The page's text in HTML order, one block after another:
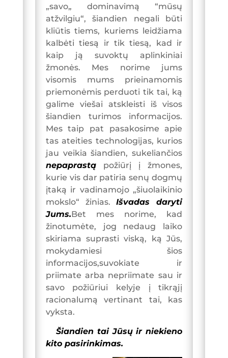
„savo„ dominavimą “mūsų
atžvilgiu“, šiandien negali būti
kliūtis tiems, kuriems leidžiama
kalbėti tiesą ir tik tiesą, kad ir
kaip ją suvoktų aplinkiniai
žmonės. Mes norime jums
visomis mums prieinamomis
priemonėmis perduoti tik tai, ką
galime viešai atskleisti iš visos
šiandien turimos informacijos.
Mes taip pat pasakosime apie
tas ateities technologijas, kurios
jau veikia šiandien, sukeliančios
nepaprastą
požiūrį į žmones,
kurie vis dar patiria senų dogmų
įtaką ir vadinamojo „šiuolaikinio
mokslo“ žinias.Išvadas daryti
Jums.Bet mes norime, kad
žinotumėte, jog nedaug laiko
skiriama suprasti viską, ką Jūs,
mokydamiesi šios
informacijos,suvokiate ir
priimate arba nepriimate sau ir
savo požiūriui kelyje į tikrąjį
racionalumą vertinant tai, kas
vyksta.
Šiandien tai Jūsų ir niekieno
kito pasirinkimas.